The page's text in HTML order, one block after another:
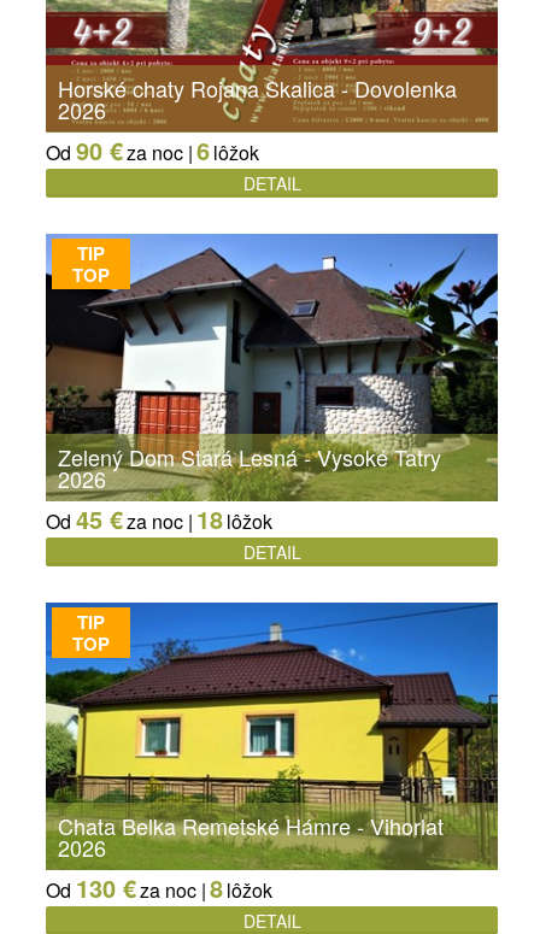
Horské chaty Rojana Skalica - Dovolenka
2026
Od 90 €za noc |6lôžok
DETAIL
TIP
TOP
Zelený Dom Stará Lesná - Vysoké Tatry
2026
Od 45 €za noc | 18lôžok
DETAIL
TIP
TOP
Chata Belka Remetské Hámre - Vihorlat
2026
Od 130 €za noc |8lôžok
DETAIL